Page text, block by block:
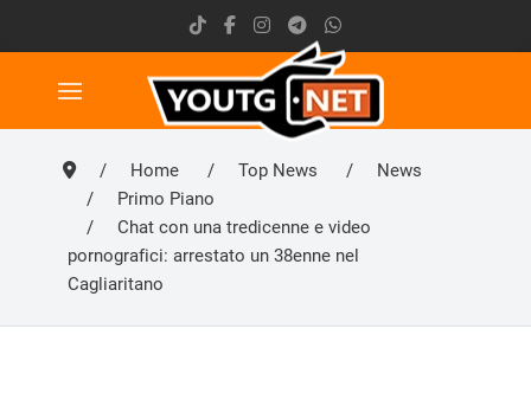
Home Top News
News
Primo Piano
Chat con una tredicenne e video
pornografici: arrestato un 38enne nel
Cagliaritano